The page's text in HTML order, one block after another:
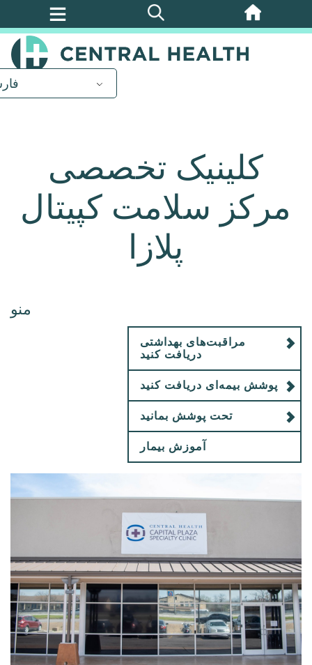
پرش
کلینیک تخصصی
مرکز سلامت کپیتال
پلازا
منو
مراقبت‌های بهداشتی
دریافت کنید
پوشش بیمه‌ای دریافت کنید
تحت پوشش بمانید
آموزش بیمار